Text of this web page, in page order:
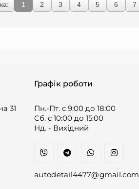
1 2 3 4 5 6 7
31
Графік роботи
Пн.-Пт. с 9:00 до 18:00
Cб. с 10:00 до 15:00
Нд. - Вихідний
autodetail4477@gmail.com